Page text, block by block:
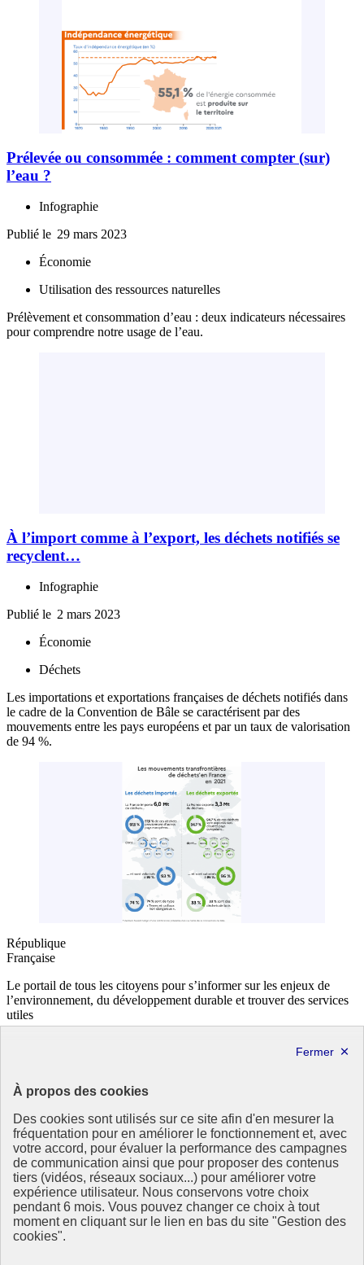
À propos des cookies
Des cookies sont utilisés sur ce site afin d'en mesurer la
fréquentation pour en améliorer le fonctionnement et, avec
votre accord, pour évaluer la performance des campagnes
de communication ainsi que pour proposer des contenus
tiers (vidéos, réseaux sociaux...) pour améliorer votre
expérience utilisateur. Nous conservons votre choix
pendant 6 mois. Vous pouvez changer ce choix à tout
moment en cliquant sur le lien en bas du site "Gestion des
cookies".
Prélevée ou consommée : comment compter (sur)
l’eau ?
Infographie
Publié le 29 mars 2023
Économie
Utilisation des ressources naturelles
Prélèvement et consommation d’eau : deux indicateurs nécessaires
pour comprendre notre usage de l’eau.
À l’import comme à l’export, les déchets notifiés se
recyclent…
Infographie
Publié le 2 mars 2023
Économie
Déchets
Les importations et exportations françaises de déchets notifiés dans
le cadre de la Convention de Bâle se caractérisent par des
mouvements entre les pays européens et par un taux de valorisation
de 94 %.
République
Française
Le portail de tous les citoyens pour s’informer sur les enjeux de
l’environnement, du développement durable et trouver des services
utiles
data.gouv.fr- ouvre une nouvelle fenêtre
Partenaire
Partenaire principal :
Eionet Portal